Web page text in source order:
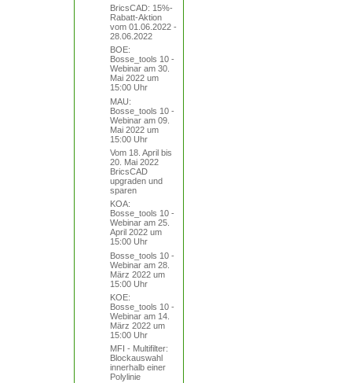
BricsCAD: 15%-
Rabatt-Aktion
vom 01.06.2022 -
28.06.2022
BOE:
Bosse_tools 10 -
Webinar am 30.
Mai 2022 um
15:00 Uhr
MAU:
Bosse_tools 10 -
Webinar am 09.
Mai 2022 um
15:00 Uhr
Vom 18. April bis
20. Mai 2022
BricsCAD
upgraden und
sparen
KOA:
Bosse_tools 10 -
Webinar am 25.
April 2022 um
15:00 Uhr
Bosse_tools 10 -
Webinar am 28.
März 2022 um
15:00 Uhr
KOE:
Bosse_tools 10 -
Webinar am 14.
März 2022 um
15:00 Uhr
MFI - Multifilter:
Blockauswahl
innerhalb einer
Polylinie